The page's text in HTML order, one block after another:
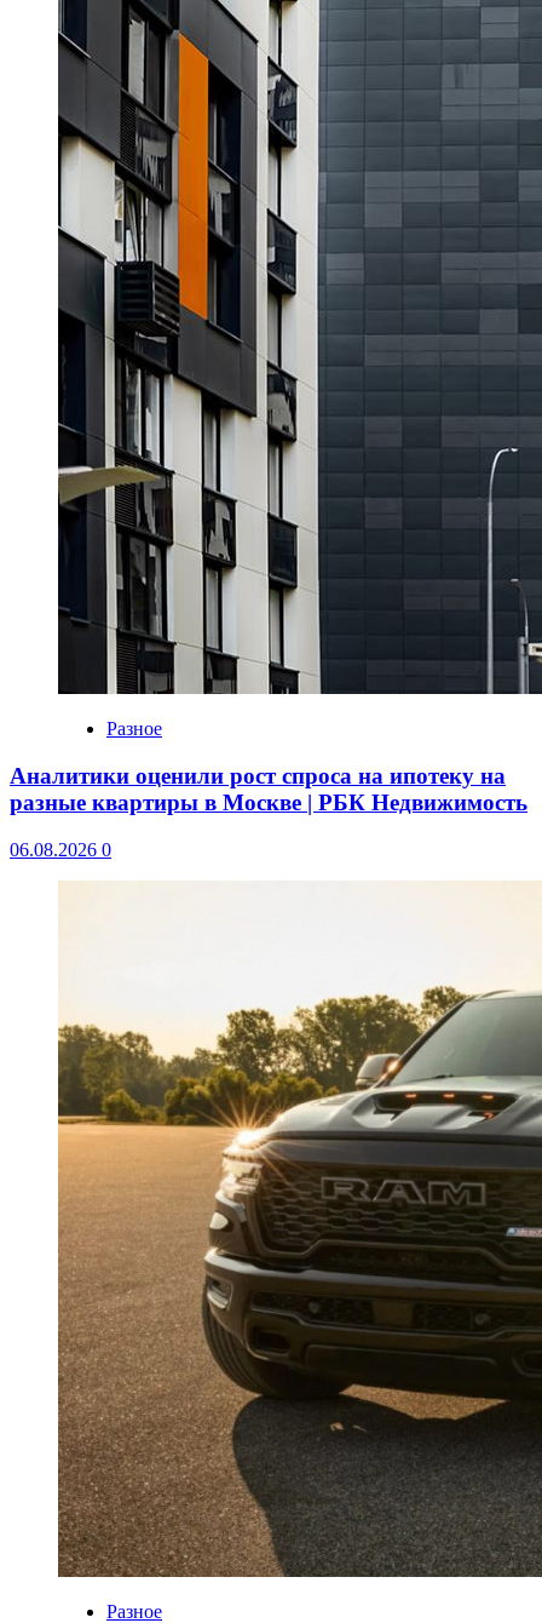
Разное
Аналитики оценили рост спроса на ипотеку на
разные квартиры в Москве | РБК Недвижимость
06.08.2026 0
Разное